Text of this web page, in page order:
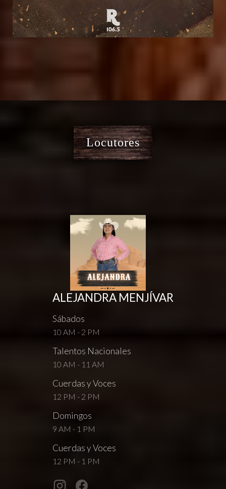
Locutores
ALEJANDRA MENJÍVAR
Sábados
10 AM - 2 PM
Talentos Nacionales
10 AM - 11 AM
Cuerdas y Voces
12 PM - 2 PM
Domingos
9 AM - 1 PM
Cuerdas y Voces
12 PM - 1 PM